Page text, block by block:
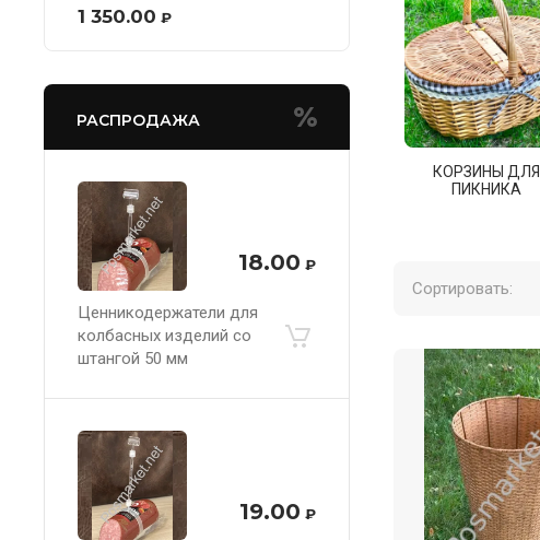
1 350.00 ₽
РАСПРОДАЖА
18.00 ₽
Ценникодержатели для
колбасных изделий со
штангой 50 мм
19.00 ₽
КОРЗИНЫ ДЛЯ
ПИКНИКА
Сортировать: